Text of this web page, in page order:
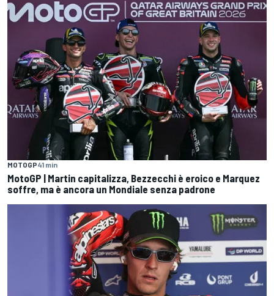
MOTOGP41 min
MotoGP | Martin capitalizza, Bezzecchi è eroico e Marquez
soffre, ma è ancora un Mondiale senza padrone